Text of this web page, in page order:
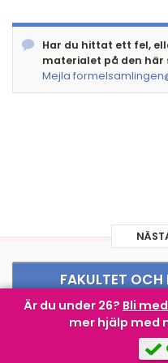
Har du hittat ett fel,
materialet på den här
Mejla
FAKULTET
Utvecklingar
+
Är du under 26? Bli
mer hjälp med